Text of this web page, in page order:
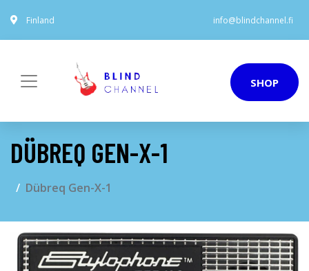
Finland info@blindchannel.fi
SHOP
DÜBREQ GEN-X-1
Dübreq Gen-X-1